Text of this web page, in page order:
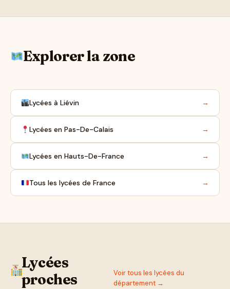
Explorer la zone
Lycées à Liévin →
Lycées en Pas-De-Calais →
Lycées en Hauts-De-France →
Tous les lycées de France →
Lycées
proches
Voir tous les lycées du
département →